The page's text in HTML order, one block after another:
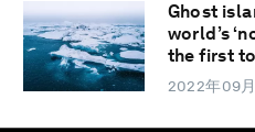
Ghost
world’s
the first
2022年09月